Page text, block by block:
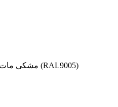
• رنگ سفید مات (RAL9016)، مشکی مات (RAL9005)